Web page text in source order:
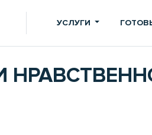
УСЛУГИ